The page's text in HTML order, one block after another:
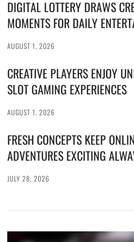
DIGITAL LOTTERY DRAWS
MOMENTS FOR DAILY
AUGUST 1, 2026
CREATIVE PLAYERS ENJOY
SLOT GAMING EXPERIENCES
AUGUST 1, 2026
FRESH CONCEPTS KEEP
ADVENTURES EXCITING
JULY 28, 2026